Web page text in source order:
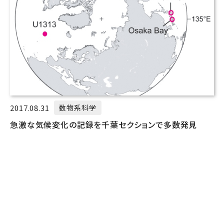
2017.08.31 数物系科学
急激な気候変化の記録を千葉セクションで多数発見